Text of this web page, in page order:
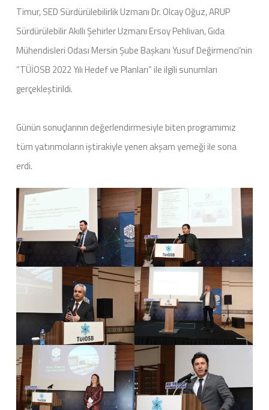
Timur, SED Sürdürülebilirlik Uzmanı Dr. Olcay Oğuz, ARUP
Sürdürülebilir Akıllı Şehirler Uzmanı Ersoy Pehlivan, Gıda
Mühendisleri Odası Mersin Şube Başkanı Yusuf Değirmenci’nin
“TÜİOSB 2022 Yılı Hedef ve Planları” ile ilgili sunumları
gerçekleştirildi.
Günün sonuçlarının değerlendirmesiyle biten programımız
tüm yatırımcıların iştirakiyle yenen akşam yemeği ile sona
erdi.